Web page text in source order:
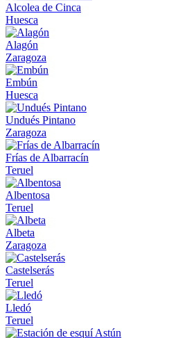
Alcolea de Cinca
Huesca
Alagón
Zaragoza
Embún
Huesca
Undués Pintano
Zaragoza
Frías de Albarracín
Teruel
Albentosa
Teruel
Albeta
Zaragoza
Castelserás
Teruel
Lledó
Teruel